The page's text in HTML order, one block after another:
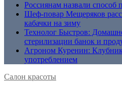
Россиянам назвали способ
Шеф-повар Мещеряков
кабачки на зиму
Технолог Быстров:
стерилизации банок и
Агроном Куренин:
употреблением
Салон красоты